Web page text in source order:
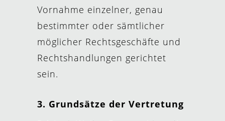
Vornahme einzelner, genau
bestimmter oder sämtlicher
möglicher Rechtsgeschäfte und
Rechtshandlungen gerichtet
sein.
3. Grundsätze der Vertretung